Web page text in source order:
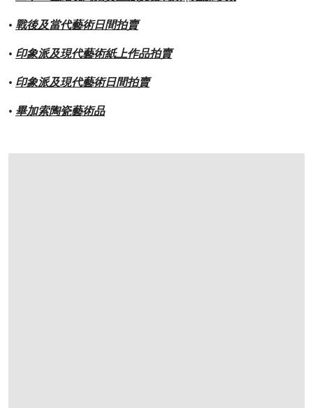
• 戰後及當代藝術日間拍賣
• 印象派及現代藝術紙上作品拍賣
• 印象派及現代藝術日間拍賣
• 畢加索陶瓷藝術品